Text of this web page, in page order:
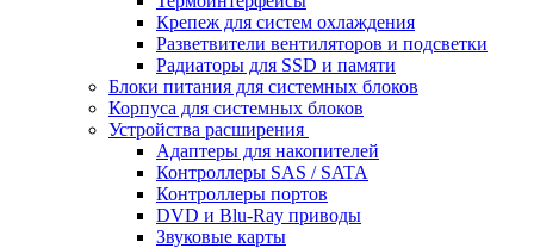
Крепеж для систем охлаждения
Разветвители вентиляторов и подсветки
Радиаторы для SSD и памяти
Блоки питания для системных блоков
Корпуса для системных блоков
Устройства расширения
Адаптеры для накопителей
Контроллеры SAS / SATA
Контроллеры портов
DVD и Blu-Ray приводы
Звуковые карты